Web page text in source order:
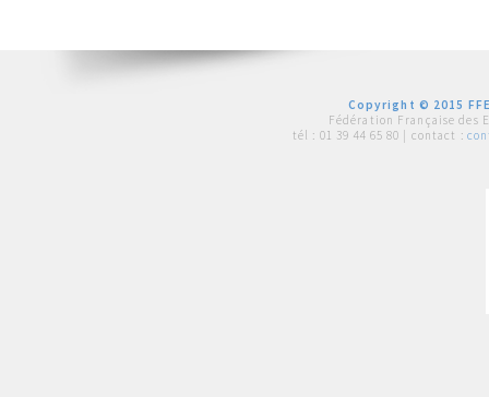
Copyright © 2015
Fédération Française des
tél : 01 39 44 65 80 | contact :